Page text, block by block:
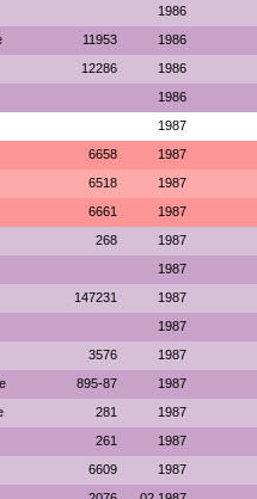
1986
11953 1986
12286 1986
1986
1987
6658 1987
6518 1987
6661 1987
268 1987
1987
147231 1987
1987
3576 1987
895-87 1987
281 1987
261 1987
6609 1987